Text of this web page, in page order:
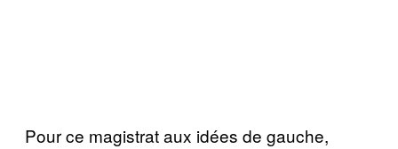
Pour ce magistrat aux idées de gauche,